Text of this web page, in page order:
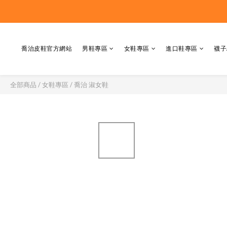
喬治皮鞋官方網站 男鞋專區 女鞋專區 進口鞋專區 襪
全部商品 /女鞋專區 /喬治 淑女鞋